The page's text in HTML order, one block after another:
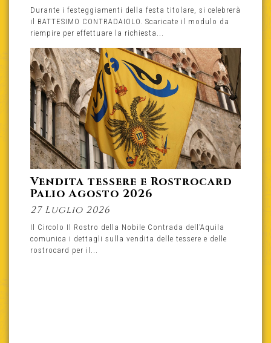
Durante i festeggiamenti della festa titolare, si celebrerà
il BATTESIMO CONTRADAIOLO. Scaricate il modulo da
riempire per effettuare la richiesta...
Vendita tessere e Rostrocard
Palio Agosto 2026
27 Luglio 2026
Il Circolo Il Rostro della Nobile Contrada dell’Aquila
comunica i dettagli sulla vendita delle tessere e delle
rostrocard per il...